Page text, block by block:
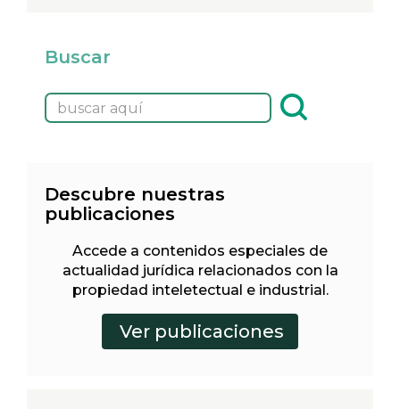
Buscar
Descubre nuestras
publicaciones
Accede a contenidos especiales de
actualidad jurídica relacionados con la
propiedad inteletectual e industrial.